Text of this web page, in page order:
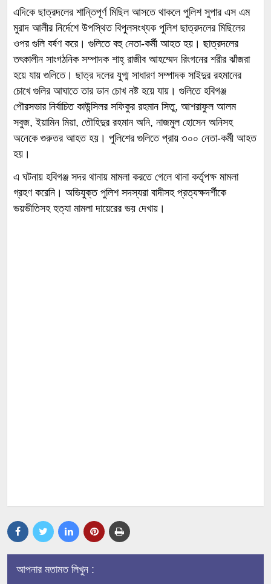
এদিকে ছাত্রদলের শান্তিপূর্ণ মিছিল আসতে থাকলে পুলিশ সুপার এস এম
মুরাদ আলীর নির্দেশে উপস্থিত বিপুলসংখ্যক পুলিশ ছাত্রদলের মিছিলের
ওপর গুলি বর্ষণ করে। গুলিতে বহু নেতা-কর্মী আহত হয়। ছাত্রদলের
তৎকালীন সাংগঠনিক সম্পাদক শাহ্ রাজীব আহম্মেদ রিংগনের শরীর ঝাঁজরা
হয়ে যায় গুলিতে। ছাত্র দলের যুগ্ম সাধারণ সম্পাদক সাইদুর রহমানের
চোখে গুলির আঘাতে তার ডান চোখ নষ্ট হয়ে যায়। গুলিতে হবিগঞ্জ
পৌরসভার নির্বাচিত কাউন্সিলর সফিকুর রহমান সিতু, আশরাফুল আলম
সবুজ, ইয়ামিন মিয়া, তৌহিদুর রহমান অনি, নাজমুল হোসেন অনিসহ
অনেকে গুরুতর আহত হয়। পুলিশের গুলিতে প্রায় ৩০০ নেতা-কর্মী আহত
হয়।
এ ঘটনায় হবিগঞ্জ সদর থানায় মামলা করতে গেলে থানা কর্তৃপক্ষ মামলা
গ্রহণ করেনি। অভিযুক্ত পুলিশ সদস্যরা বাদীসহ প্রত্যক্ষদর্শীকে
ভয়ভীতিসহ হত্যা মামলা দায়েরের ভয় দেখায়।
আপনার মতামত লিখুন :